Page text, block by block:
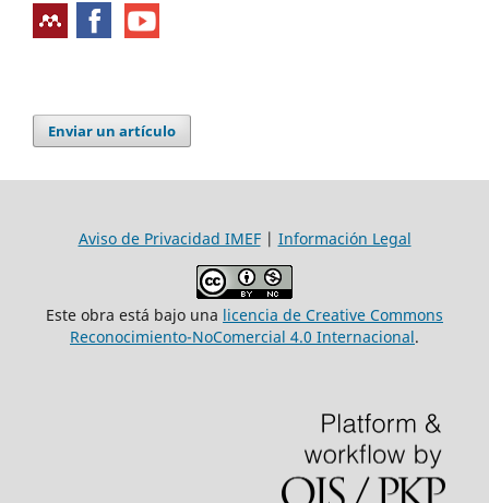
Enviar un artículo
Aviso de Privacidad IMEF| Información Legal
Este obra está bajo una licencia de Creative Commons
Reconocimiento-NoComercial 4.0 Internacional.